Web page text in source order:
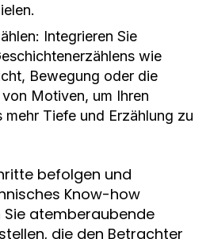
Integrieren Sie
wie
Bewegung oder die
Motiven, um Ihren
Tiefe und Erzählung zu
befolgen und
Know-how
Sie atemberaubende
die den Betrachter